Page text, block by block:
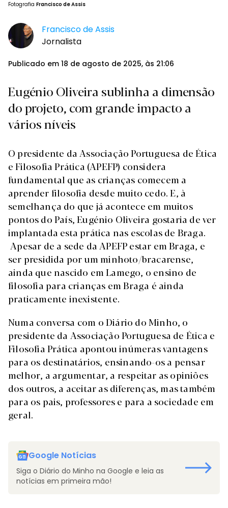
Fotografia Francisco de Assis
Francisco de Assis
Jornalista
Publicado em 18 de agosto de 2025, às 21:06
Eugénio Oliveira sublinha a dimensão
do projeto, com grande impacto a
vários níveis
O presidente da Associação Portuguesa de Ética
e Filosofia Prática (APEFP) considera
fundamental que as crianças comecem a
aprender filosofia desde muito cedo. E, à
semelhança do que já acontece em muitos
pontos do País, Eugénio Oliveira gostaria de ver
implantada esta prática nas escolas de Braga.
Apesar de a sede da APEFP estar em Braga, e
ser presidida por um minhoto/bracarense,
ainda que nascido em Lamego, o ensino de
filosofia para crianças em Braga é ainda
praticamente inexistente.
Numa conversa com o Diário do Minho, o
presidente da Associação Portuguesa de Ética e
Filosofia Prática apontou inúmeras vantagens
para os destinatários, ensinando-os a pensar
melhor, a argumentar, a respeitar as opiniões
dos outros, a aceitar as diferenças, mas também
para os pais, professores e para a sociedade em
geral.
Google Notícias
Siga o Diário do Minho na Google e leia as
notícias em primeira mão!